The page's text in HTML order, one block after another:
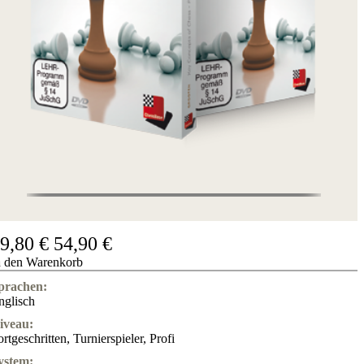
€ 54,90 €
den Warenkorb
, Turnierspieler, Profi